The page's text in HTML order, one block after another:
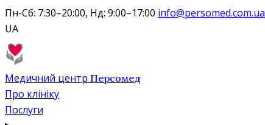
Пн-Сб: 7:30–20:00, Нд: 9:00–17:00 info@persomed.com.ua
UA
Медичний центр Персомед
Про клініку
Послуги